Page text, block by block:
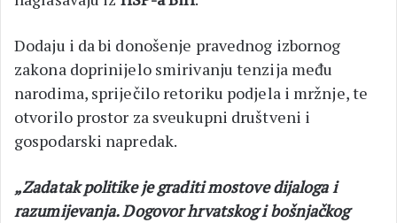
Dodaju i da bi donošenje pravednog izbornog
zakona doprinijelo smirivanju tenzija među
narodima, spriječilo retoriku podjela i mržnje, te
otvorilo prostor za sveukupni društveni i
gospodarski napredak.
„Zadatak politike je graditi mostove dijaloga i
razumijevanja. Dogovor hrvatskog i bošnjačkog